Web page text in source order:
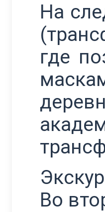
На
где
Во